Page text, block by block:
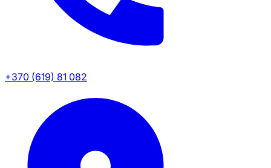
+370 (619) 81 082